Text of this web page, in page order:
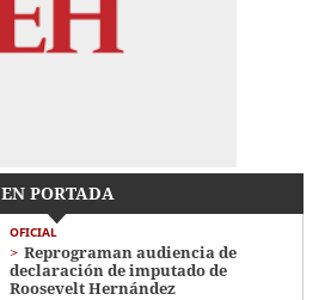
EN PORTADA
OFICIAL
Reprograman audiencia de
declaración de imputado de
Roosevelt Hernández